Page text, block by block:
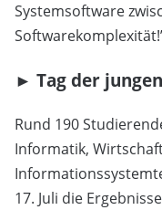
Systemsoftware
► Tag der
Rund 190
Informatik,
17. Juli die